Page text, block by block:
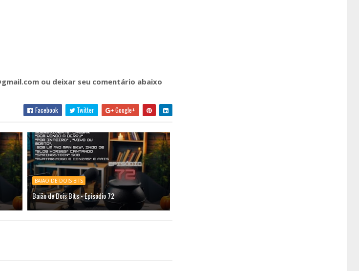
ou deixar seu comentário abaixo
Facebook Twitter Google+
BAIÃO DE DOIS BITS
Baião de Dois Bits - Episódio 72